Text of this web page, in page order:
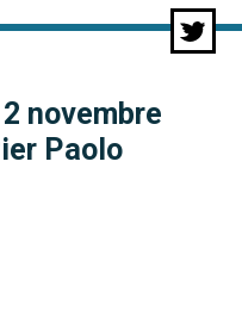
novembre
Paolo